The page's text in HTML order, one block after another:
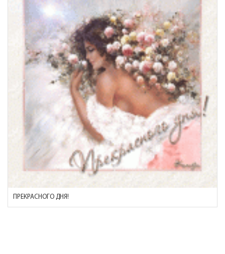
ПРЕКРАСНОГО ДНЯ!